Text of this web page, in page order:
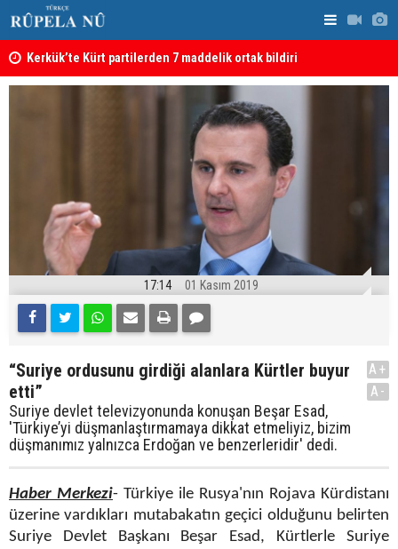
Kerkük’te Kürt partilerden 7 maddelik ortak bildiri
17:14 01 Kasım 2019
“Suriye ordusunu girdiği alanlara Kürtler buyur
etti”
Suriye devlet televizyonunda konuşan Beşar Esad,
'Türkiye’yi düşmanlaştırmamaya dikkat etmeliyiz, bizim
düşmanımız yalnızca Erdoğan ve benzerleridir' dedi.
A+
A-
Haber Merkezi- Türkiye ile Rusya'nın Rojava Kürdistanı
üzerine vardıkları mutabakatın geçici olduğunu belirten
Suriye Devlet Başkanı Beşar Esad, Kürtlerle Suriye